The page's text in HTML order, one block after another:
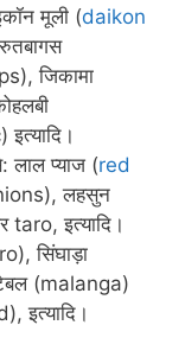
मूली (daikon
जिकामा
लाल प्याज (red
लहसुन
इत्यादि।
सिंघाड़ा
(malanga)
इत्यादि।